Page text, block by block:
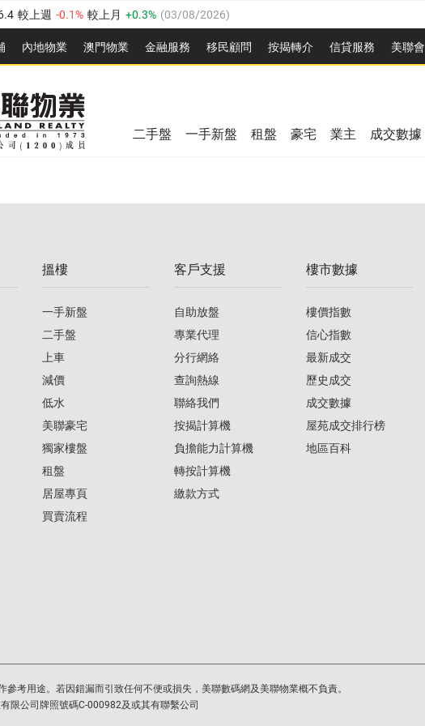
較上週 -0.1% 較上月 0.3% (03/08/2026)
較上週 0.1% 較上月 0.9% (03/08/2026 )
較上週 0.7% 較上月 -0.4% (03/08/2026)
內地物業 澳門物業 金融服務 移民顧問 按揭轉介 信貸服務 美聯會
較上週 0% 較上月
較上週 0.7% 03/08/2026)
二手盤 一手新盤 租盤 豪宅 業主 成交數據
搵樓
一手新盤
二手盤
上車
減價
低水
美聯豪宅
獨家樓盤
租盤
居屋專頁
買賣流程
客戶支援
自助放盤
專業代理
分行網絡
查詢熱線
聯絡我們
按揭計算機
負擔能力計算機
轉按計算機
繳款方式
樓市數據
樓價指數
信心指數
最新成交
歷史成交
成交數據
屋苑成交排行榜
地區百科
參考用途。若因錯漏而引致任何不便或損失，美聯數碼網及美聯物業概不負責。
限公司牌照號碼C-000982及或其有聯繫公司